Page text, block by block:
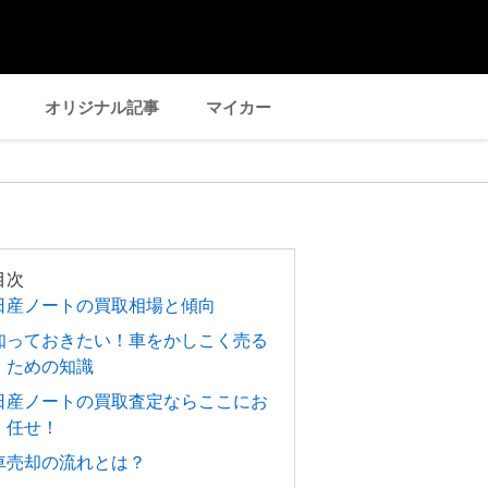
オリジナル記事 マイカー
次
産ノートの買取相場と傾向
っておきたい！車をかしこく売る
ための知識
産ノートの買取査定ならここにお
任せ！
売却の流れとは？